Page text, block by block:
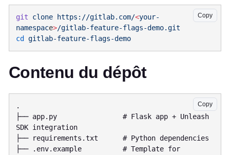
Copy
git clone https://gitlab.com/<your-
namespace>
cd
Contenu du dépôt
Copy
.
├── app.py                # Flask app + Unleash
SDK integration
├── requirements.txt      # Python dependencies
├── .env.example          # Template for